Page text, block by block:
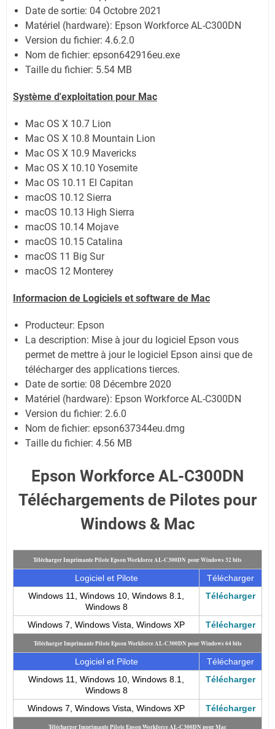
Date de sortie: 04 Octobre 2021
Matériel (hardware): Epson Workforce AL-C300DN
Version du fichier: 4.6.2.0
Nom de fichier: epson642916eu.exe
Taille du fichier: 5.54 MB
Système d'exploitation pour Mac
Mac OS X 10.7 Lion
Mac OS X 10.8 Mountain Lion
Mac OS X 10.9 Mavericks
Mac OS X 10.10 Yosemite
Mac OS 10.11 El Capitan
macOS 10.12 Sierra
macOS 10.13 High Sierra
macOS 10.14 Mojave
macOS 10.15 Catalina
macOS 11 Big Sur
macOS 12 Monterey
Informacion de Logiciels et software de Mac
Producteur: Epson
La description: Mise à jour du logiciel Epson vous
permet de mettre à jour le logiciel Epson ainsi que de
télécharger des applications tierces.
Date de sortie: 08 Décembre 2020
Matériel (hardware): Epson Workforce AL-C300DN
Version du fichier: 2.6.0
Nom de fichier: epson637344eu.dmg
Taille du fichier: 4.56 MB
Epson Workforce AL-C300DN
Téléchargements de Pilotes pour
Windows & Mac
Télécharger Imprimante Pilote Epson Workforce AL-C300DN pour Windows 32 bits
Logiciel et Pilote
Télécharger
Windows 11, Windows 10, Windows 8.1,
Windows 8
Télécharger
Windows 7, Windows Vista, Windows XP Télécharger
Télécharger Imprimante Pilote Epson Workforce AL-C300DN pour Windows 64 bits
Logiciel et Pilote
Télécharger
Windows 11, Windows 10, Windows 8.1,
Windows 8
Télécharger
Windows 7, Windows Vista, Windows XP Télécharger
Télécharger Imprimante Pilote Epson Workforce AL-C300DN pour Mac